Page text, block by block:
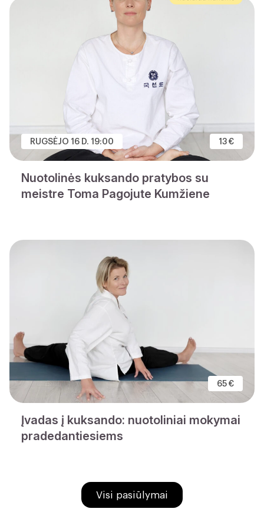
RUGSĖJO 16 D. 19:00 13 €
Nuotolinės kuksando pratybos su
meistre Toma Pagojute Kumžiene
65 €
Įvadas į kuksando: nuotoliniai mokymai
pradedantiesiems
Visi pasiūlymai